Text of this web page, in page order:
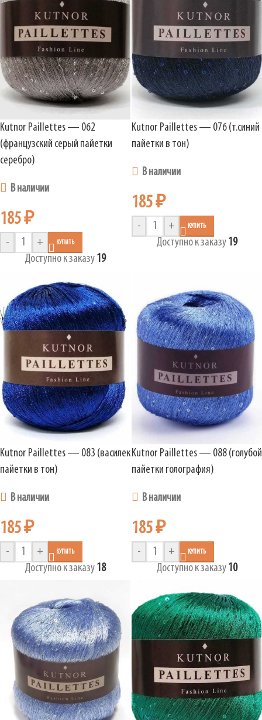
Kutnor Paillettes — 062
(французский серый пайетки
серебро)
В наличии
185₽
- + КУПИТЬ
Доступно к заказу 19
Kutnor Paillettes — 076 (т.синий
пайетки в тон)
В наличии
185₽
- + КУПИТЬ
Доступно к заказу 19
Kutnor Paillettes — 083 (василек
пайетки в тон)
В наличии
185₽
- + КУПИТЬ
Доступно к заказу 18
Kutnor Paillettes — 088 (голубой
пайетки голография)
В наличии
185₽
- + КУПИТЬ
Доступно к заказу 10